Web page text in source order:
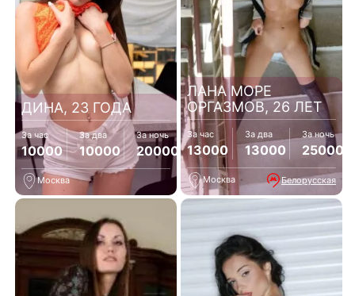
ДИНА, 23 ГОДА
За час
10000
За два
10000
За ночь
20000
Москва
ЛАНА МОРЕ
ОРГАЗМОВ, 26 ЛЕТ
За час
13000
За два
13000
За ночь
25000
Москва Белорусская